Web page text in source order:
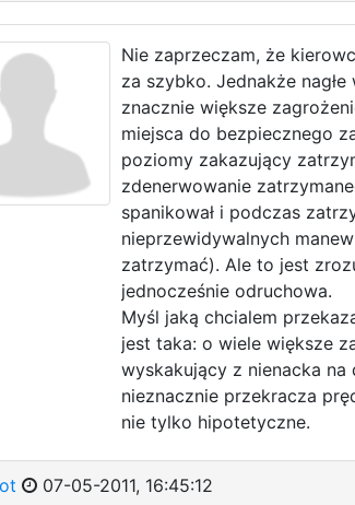
Nie zaprzeczam, że
za szybko. Jednakże
znacznie większe
miejsca do bezpiecznego
poziomy zakazujący
zdenerwowanie
spanikował i podczas
nieprzewidywalnych
zatrzymać). Ale to jest
jednocześnie odruchowa.
Myśl jaką chcialem
jest taka: o wiele większe
wyskakujący z nienacka
nieznacznie przekracza
nie tylko hipotetyczne.
07-05-2011, 16:45:12